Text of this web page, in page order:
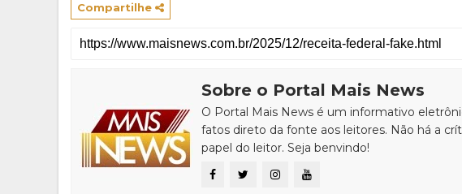
Compartilhe
Sobre o Portal Mais News
O Portal Mais News é um informativo
fatos direto da fonte aos leitores. Não há a
papel do leitor. Seja benvindo!